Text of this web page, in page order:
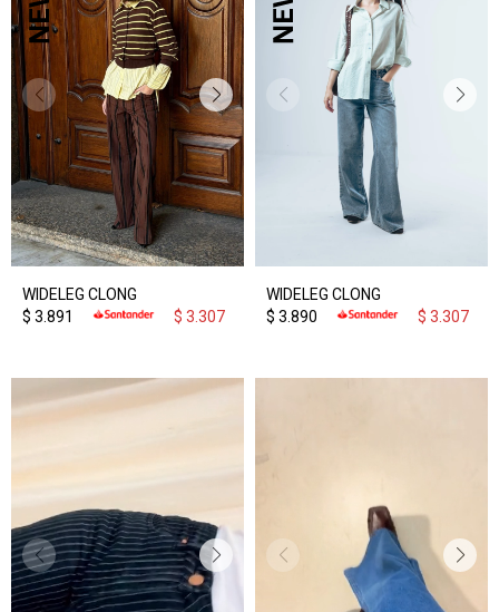
WIDELEG CLONG
$ 3.891 $ 3.307
WIDELEG CLONG
$ 3.890 $ 3.307